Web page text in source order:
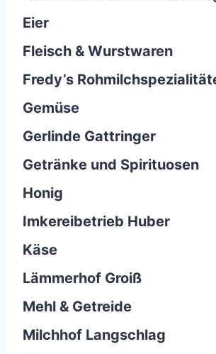
Eier
Fleisch & Wurstwaren
Fredy’s
Gemüse
Gerlinde Gattringer
Getränke und Spirituosen
Honig
Imkereibetrieb Huber
Käse
Lämmerhof Groiß
Mehl & Getreide
Milchhof Langschlag